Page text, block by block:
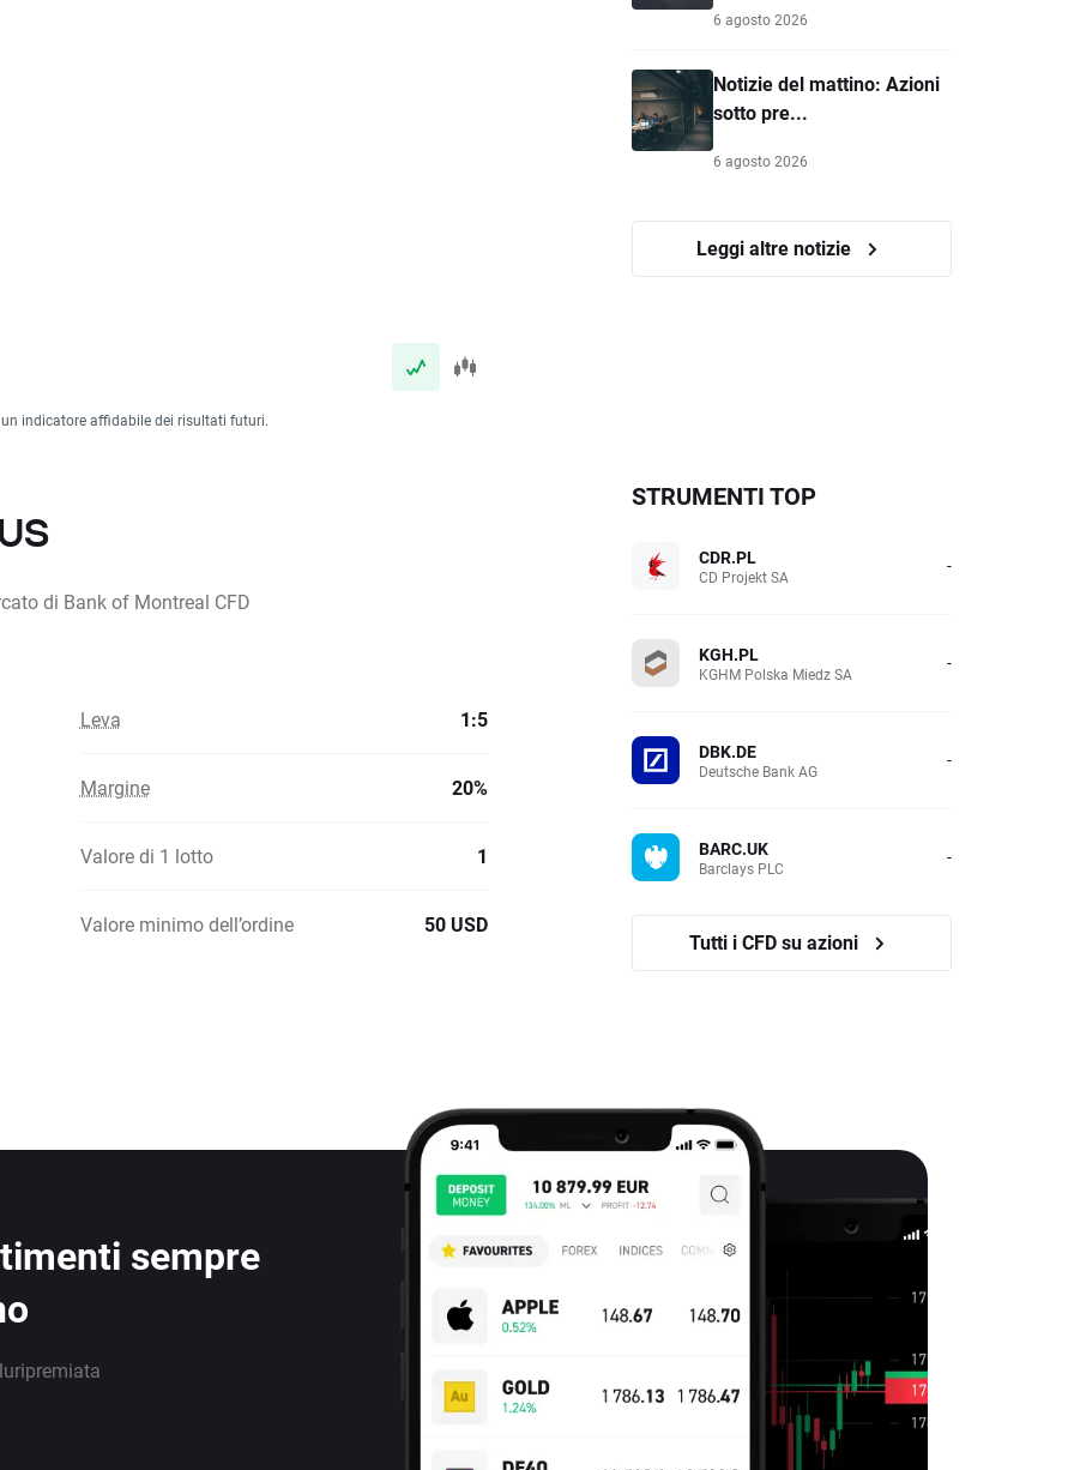
indicatore affidabile dei risultati futuri.
6 agosto 2026
Notizie del mattino: Azioni
sotto pre...
6 agosto 2026
Leggi altre notizie
di Bank of Montreal CFD
Leva 1:5
Margine 20%
Valore di 1 lotto 1
Valore minimo dell’ordine 50 USD
STRUMENTI TOP
CDR.PL
CD Projekt SA -
KGH.PL
KGHM Polska Miedz SA -
DBK.DE
Deutsche Bank AG -
BARC.UK
Barclays PLC -
Tutti i CFD su azioni
sempre